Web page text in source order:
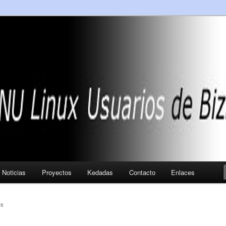
Noticias Proyectos Kedadas Contacto Enlaces